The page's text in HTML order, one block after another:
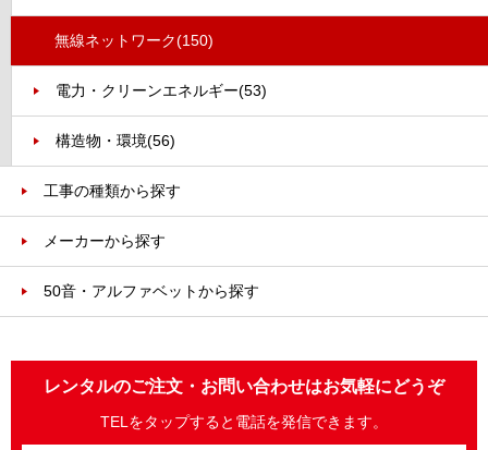
無線ネットワーク(150)
電力・クリーンエネルギー(53)
構造物・環境(56)
工事の種類から探す
メーカーから探す
50音・アルファベットから探す
レンタルのご注文・お問い合わせはお気軽にどうぞ
TELをタップすると電話を発信できます。